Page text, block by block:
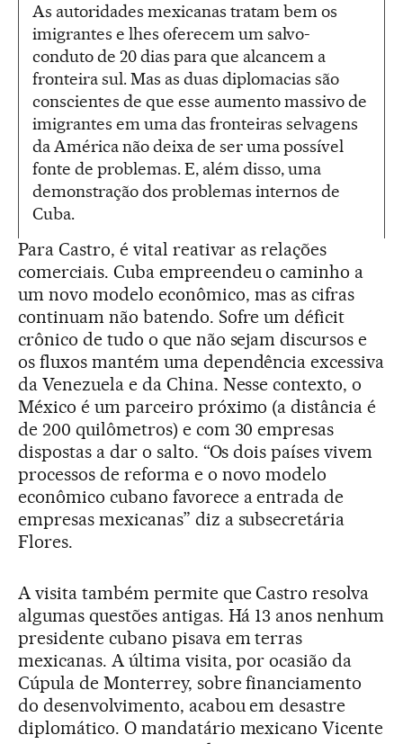
As autoridades mexicanas tratam bem os
imigrantes e lhes oferecem um salvo-
conduto de 20 dias para que alcancem a
fronteira sul. Mas as duas diplomacias são
conscientes de que esse aumento massivo de
imigrantes em uma das fronteiras selvagens
da América não deixa de ser uma possível
fonte de problemas. E, além disso, uma
demonstração dos problemas internos de
Cuba.
Para Castro, é vital reativar as relações
comerciais. Cuba empreendeu o caminho a
um novo modelo econômico, mas as cifras
continuam não batendo. Sofre um déficit
crônico de tudo o que não sejam discursos e
os fluxos mantém uma dependência excessiva
da Venezuela e da China. Nesse contexto, o
México é um parceiro próximo (a distância é
de 200 quilômetros) e com 30 empresas
dispostas a dar o salto. “Os dois países vivem
processos de reforma e o novo modelo
econômico cubano favorece a entrada de
empresas mexicanas” diz a subsecretária
Flores.
A visita também permite que Castro resolva
algumas questões antigas. Há 13 anos nenhum
presidente cubano pisava em terras
mexicanas. A última visita, por ocasião da
Cúpula de Monterrey, sobre financiamento
do desenvolvimento, acabou em desastre
diplomático. O mandatário mexicano Vicente